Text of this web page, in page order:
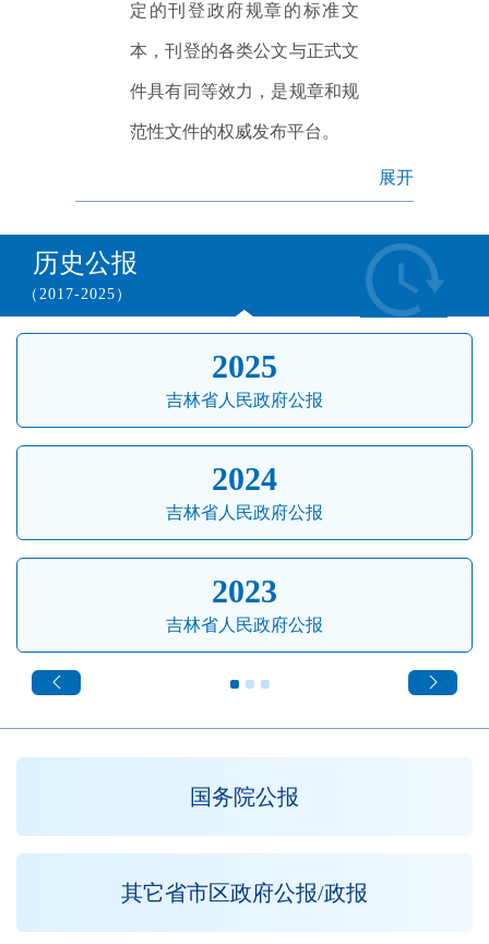
定的刊登政府规章的标准文
本，刊登的各类公文与正式文
件具有同等效力，是规章和规
范性文件的权威发布平台。
展开
历史公报
（2017-2025）
2025
吉林省人民政府公报
2024
吉林省人民政府公报
2023
吉林省人民政府公报
国务院公报
其它省市区政府公报/政报